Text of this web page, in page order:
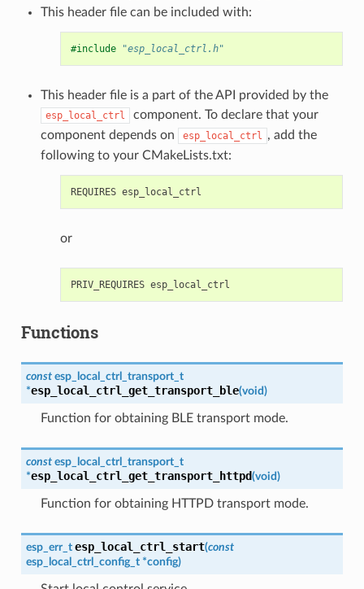
This header file can be included with:
#include "esp_local_ctrl.h"
This header file is a part of the API provided by the
esp_local_ctrl
component. To declare that your
component depends on
esp_local_ctrl , add the
following to your CMakeLists.txt:
or
Functions
const esp_local_ctrl_transport_t
*esp_local_ctrl_get_transport_ble(void)
Function for obtaining BLE transport mode.
const esp_local_ctrl_transport_t
*esp_local_ctrl_get_transport_httpd(void)
Function for obtaining HTTPD transport mode.
esp_err_t esp_local_ctrl_start(const
esp_local_ctrl_config_t *config)